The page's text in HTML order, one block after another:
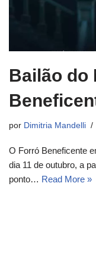
Bailão do
por Dimitria Mandelli
O Forró Beneficente
dia 11 de outubro, a
ponto… Read More »